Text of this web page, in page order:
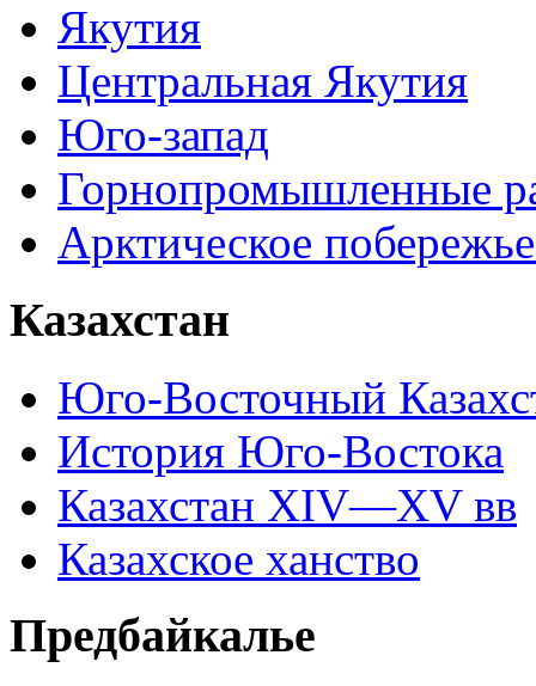
Якутия
Центральная Якутия
Юго-запад
Горнопромышленные
Арктическое
Казахстан
Юго-Восточный
История Юго-Востока
Казахстан XIV—XV вв
Казахское ханство
Предбайкалье